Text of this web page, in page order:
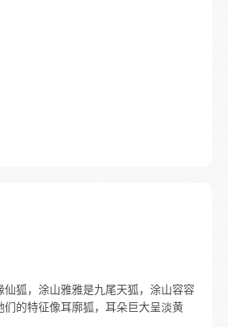
狐，涂山雅雅是九尾天狐，涂山容容
的特征像耳廓狐，耳朵巨大呈淡黄